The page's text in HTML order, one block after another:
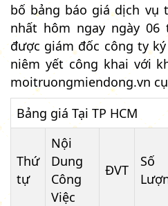
bố bảng báo giá dịch vụ
nhất hôm ngay ngày 06
được giám đốc công ty
niêm yết công khai với
moitruongmiendong.vn
Bảng giá Tại TP HCM
Thứ
tự
Nội
Dung
Công
Việc
ĐVT
Số